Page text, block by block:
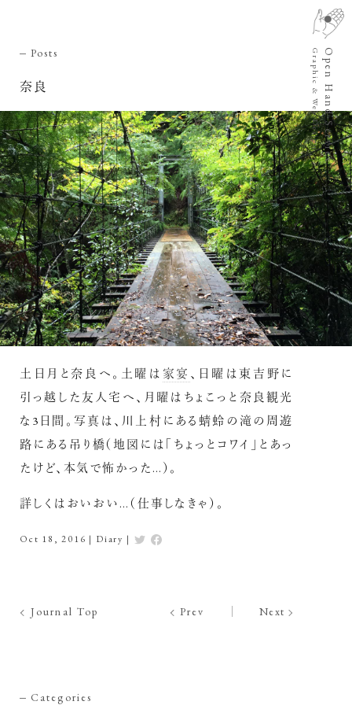
Open Hand Service
Graphic & Web Design
Posts
奈良
土日月と奈良へ。土曜は 家宴 、日曜は東吉野に
引っ越した友人宅へ、月曜はちょこっと奈良観光
な3日間。写真は、川上村にある蜻蛉の滝の周遊
路にある吊り橋（地図には「ちょっとコワイ」とあっ
たけど、本気で怖かった…）。
詳しくはおいおい…（仕事しなきゃ）。
Oct 18, 2016 | Diary |
Journal Top Prev Next
Categories